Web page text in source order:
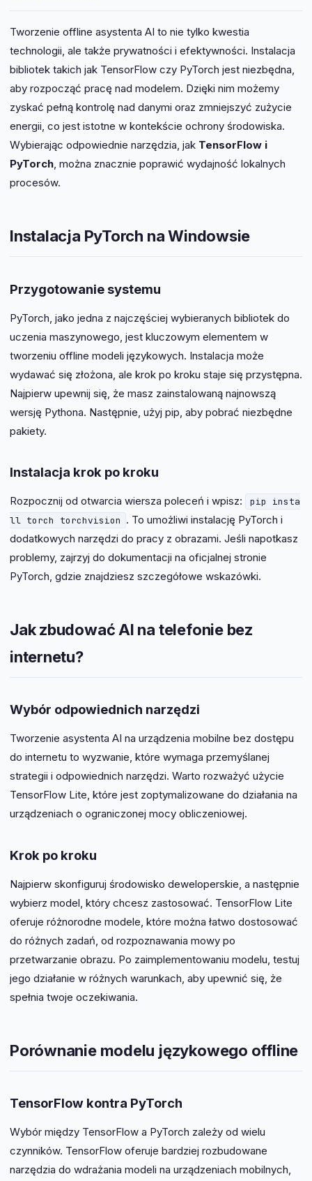
Tworzenie offline asystenta AI to nie tylko kwestia
technologii, ale także prywatności i efektywności. Instalacja
bibliotek takich jak TensorFlow czy PyTorch jest niezbędna,
aby rozpocząć pracę nad modelem. Dzięki nim możemy
zyskać pełną kontrolę nad danymi oraz zmniejszyć zużycie
energii, co jest istotne w kontekście ochrony środowiska.
Wybierając odpowiednie narzędzia, jak TensorFlow i
PyTorch, można znacznie poprawić wydajność lokalnych
procesów.
Instalacja PyTorch na Windowsie
Przygotowanie systemu
PyTorch, jako jedna z najczęściej wybieranych bibliotek do
uczenia maszynowego, jest kluczowym elementem w
tworzeniu offline modeli językowych. Instalacja może
wydawać się złożona, ale krok po kroku staje się przystępna.
Najpierw upewnij się, że masz zainstalowaną najnowszą
wersję Pythona. Następnie, użyj pip, aby pobrać niezbędne
pakiety.
Instalacja krok po kroku
Rozpocznij od otwarcia wiersza poleceń i wpisz:
pip insta
ll torch torchvision . To umożliwi instalację PyTorch i
dodatkowych narzędzi do pracy z obrazami. Jeśli napotkasz
problemy, zajrzyj do dokumentacji na oficjalnej stronie
PyTorch, gdzie znajdziesz szczegółowe wskazówki.
Jak zbudować AI na telefonie bez
internetu?
Wybór odpowiednich narzędzi
Tworzenie asystenta AI na urządzenia mobilne bez dostępu
do internetu to wyzwanie, które wymaga przemyślanej
strategii i odpowiednich narzędzi. Warto rozważyć użycie
TensorFlow Lite, które jest zoptymalizowane do działania na
urządzeniach o ograniczonej mocy obliczeniowej.
Krok po kroku
Najpierw skonfiguruj środowisko deweloperskie, a następnie
wybierz model, który chcesz zastosować. TensorFlow Lite
oferuje różnorodne modele, które można łatwo dostosować
do różnych zadań, od rozpoznawania mowy po
przetwarzanie obrazu. Po zaimplementowaniu modelu, testuj
jego działanie w różnych warunkach, aby upewnić się, że
spełnia twoje oczekiwania.
Porównanie modelu językowego offline
TensorFlow kontra PyTorch
Wybór między TensorFlow a PyTorch zależy od wielu
czynników. TensorFlow oferuje bardziej rozbudowane
narzędzia do wdrażania modeli na urządzeniach mobilnych,